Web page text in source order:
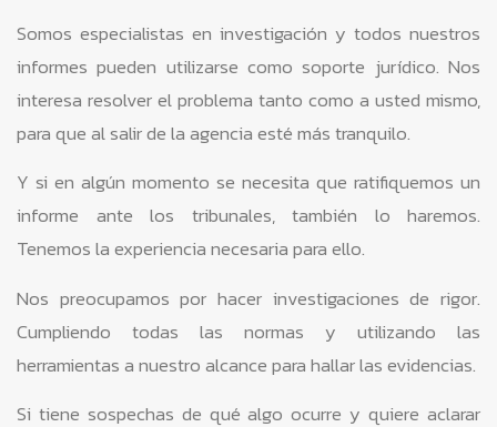
Somos especialistas en investigación y todos nuestros
informes pueden utilizarse como soporte jurídico. Nos
interesa resolver el problema tanto como a usted mismo,
para que al salir de la agencia esté más tranquilo.
Y si en algún momento se necesita que ratifiquemos un
informe ante los tribunales, también lo haremos.
Tenemos la experiencia necesaria para ello.
Nos preocupamos por hacer investigaciones de rigor.
Cumpliendo todas las normas y utilizando las
herramientas a nuestro alcance para hallar las evidencias.
Si tiene sospechas de qué algo ocurre y quiere aclarar